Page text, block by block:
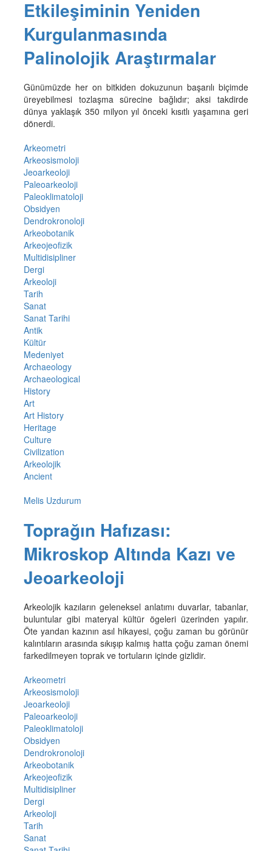
Etkileşiminin Yeniden
Kurgulanmasında
Palinolojik Araştırmalar
Günümüzde her on bitkiden dokuzunun başarılı biçimde
üreyebilmesi tozlaşma sürecine bağlıdır; aksi takdirde
dünya yaklaşık 350 milyon yıl önceki kısıtlı yaşamına geri
dönerdi.
Arkeometri
Arkeosismoloji
Jeoarkeoloji
Paleoarkeoloji
Paleoklimatoloji
Obsidyen
Dendrokronoloji
Arkeobotanik
Arkeojeofizik
Multidisipliner
Dergi
Arkeoloji
Tarih
Sanat
Sanat Tarihi
Antik
Kültür
Medeniyet
Archaeology
Archaeological
History
Art
Art History
Heritage
Culture
Civilization
Arkeolojik
Ancient
Melis Uzdurum
Toprağın Hafızası:
Mikroskop Altında Kazı ve
Jeoarkeoloji
Arkeolojik kazıların geleneksel anlatımı duvarlar, tabanlar,
buluntular gibi materyal kültür ögeleri üzerinden yapılır.
Öte yandan kazının asıl hikayesi, çoğu zaman bu görünür
kalıntıların arasında sıkışıp kalmış hatta çoğu zaman önemi
farkedilmeyen toprak ve tortuların içinde gizlidir.
Arkeometri
Arkeosismoloji
Jeoarkeoloji
Paleoarkeoloji
Paleoklimatoloji
Obsidyen
Dendrokronoloji
Arkeobotanik
Arkeojeofizik
Multidisipliner
Dergi
Arkeoloji
Tarih
Sanat